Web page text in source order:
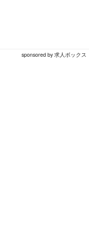
sponsored by 求人ボックス